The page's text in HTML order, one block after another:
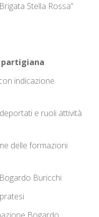
Stella Rossa”
indicazione
e ruoli attività
delle formazioni
Buricchi